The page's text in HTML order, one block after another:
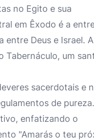
no Egito e sua
em Êxodo é a
entre Deus e Israel.
Tabernáculo, um
sacerdotais e
de
enfatizando o
"Amarás o teu